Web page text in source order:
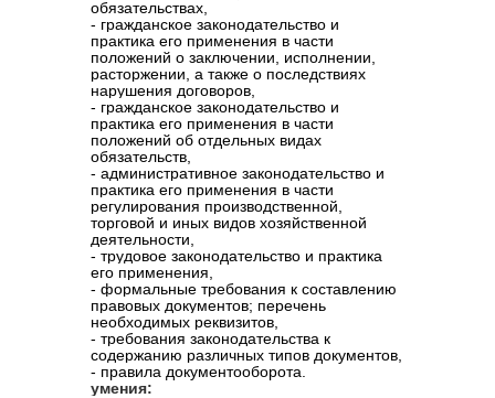
обязательствах,
- гражданское законодательство и
практика его применения в части
положений о заключении, исполнении,
расторжении, а также о последствиях
нарушения договоров,
- гражданское законодательство и
практика его применения в части
положений об отдельных видах
обязательств,
- административное законодательство и
практика его применения в части
регулирования производственной,
торговой и иных видов хозяйственной
деятельности,
- трудовое законодательство и практика
его применения,
- формальные требования к составлению
правовых документов; перечень
необходимых реквизитов,
- требования законодательства к
содержанию различных типов документов,
- правила документооборота.
умения: